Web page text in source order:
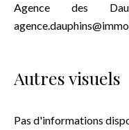
Agence des
Autres visuels
Pas d'informations